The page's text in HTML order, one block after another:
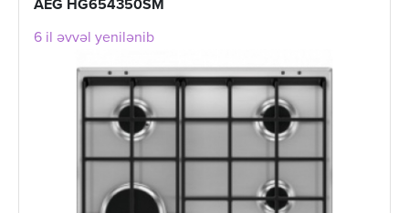
AEG HG654350SM
6 il əvvəl yenilənib